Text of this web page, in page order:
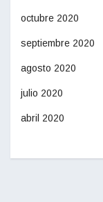
octubre 2020
septiembre 2020
agosto 2020
julio 2020
abril 2020